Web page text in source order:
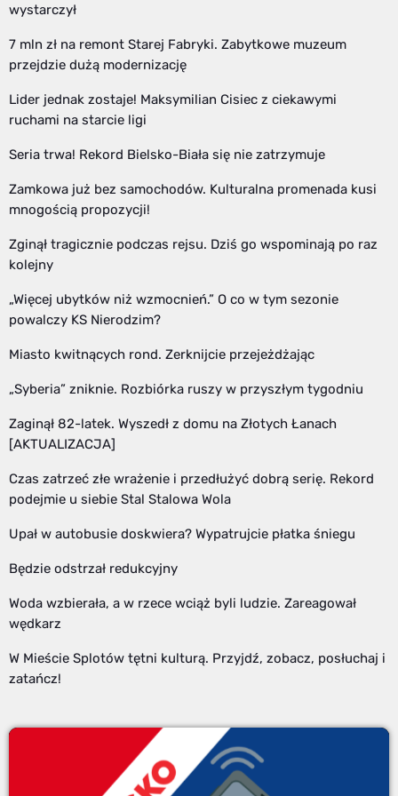
wystarczył
7 mln zł na remont Starej Fabryki. Zabytkowe muzeum
przejdzie dużą modernizację
Lider jednak zostaje! Maksymilian Cisiec z ciekawymi
ruchami na starcie ligi
Seria trwa! Rekord Bielsko-Biała się nie zatrzymuje
Zamkowa już bez samochodów. Kulturalna promenada kusi
mnogością propozycji!
Zginął tragicznie podczas rejsu. Dziś go wspominają po raz
kolejny
„Więcej ubytków niż wzmocnień.” O co w tym sezonie
powalczy KS Nierodzim?
Miasto kwitnących rond. Zerknijcie przejeżdżając
„Syberia” zniknie. Rozbiórka ruszy w przyszłym tygodniu
Zaginął 82-latek. Wyszedł z domu na Złotych Łanach
[AKTUALIZACJA]
Czas zatrzeć złe wrażenie i przedłużyć dobrą serię. Rekord
podejmie u siebie Stal Stalowa Wola
Upał w autobusie doskwiera? Wypatrujcie płatka śniegu
Będzie odstrzał redukcyjny
Woda wzbierała, a w rzece wciąż byli ludzie. Zareagował
wędkarz
W Mieście Splotów tętni kulturą. Przyjdź, zobacz, posłuchaj i
zatańcz!